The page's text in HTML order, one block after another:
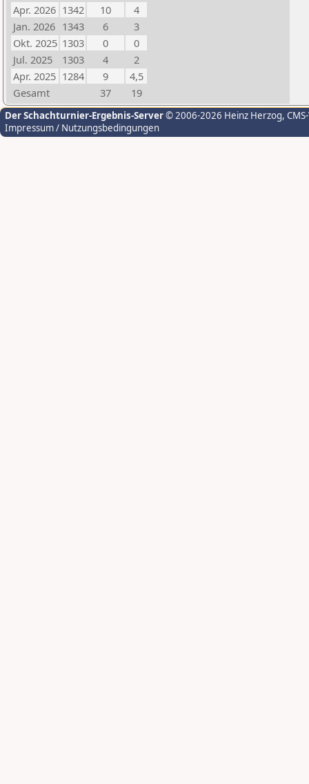
Apr. 2026 1342 10
4
Jan. 2026 1343 6
3
Okt. 2025 1303 0
0
Jul. 2025
1303 4
2
Apr. 2025 1284 9
4,5
Gesamt
37 19
Der Schachturnier-Ergebnis-Server© 2006-2026 Heinz Herzog,
Impressum / Nutzungsbedingungen